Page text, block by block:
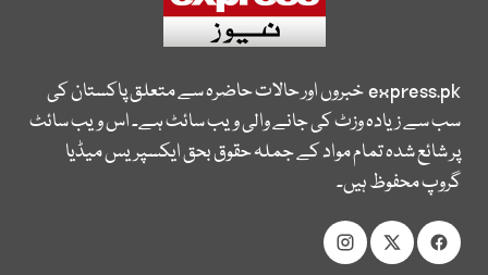
express.pkخبروں اور حالات حاضرہ سے متعلق پاکستان کی
سب سے زیادہ وزٹ کی جانے والی ویب سائٹ ہے۔ اس ویب سائٹ
پر شائع شدہ تمام مواد کے جملہ حقوق بحق ایکسپریس میڈیا
گروپ محفوظ ہیں۔